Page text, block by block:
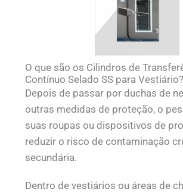
O que são os Cilindros de
Contínuo Selado SS para Vestiário?
Depois de passar por duchas de
outras medidas de proteção, o
suas roupas ou dispositivos de
reduzir o risco de contaminação
secundária.
Dentro de vestiários ou áreas de